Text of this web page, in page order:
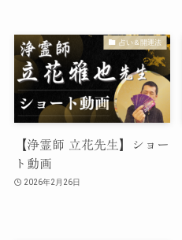
占い＆開運法
【浄霊師 立花先生】ショー
ト動画
2026年2月26日